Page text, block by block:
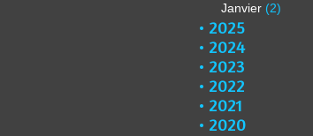
Janvier (2)
2025
2024
2023
2022
2021
2020